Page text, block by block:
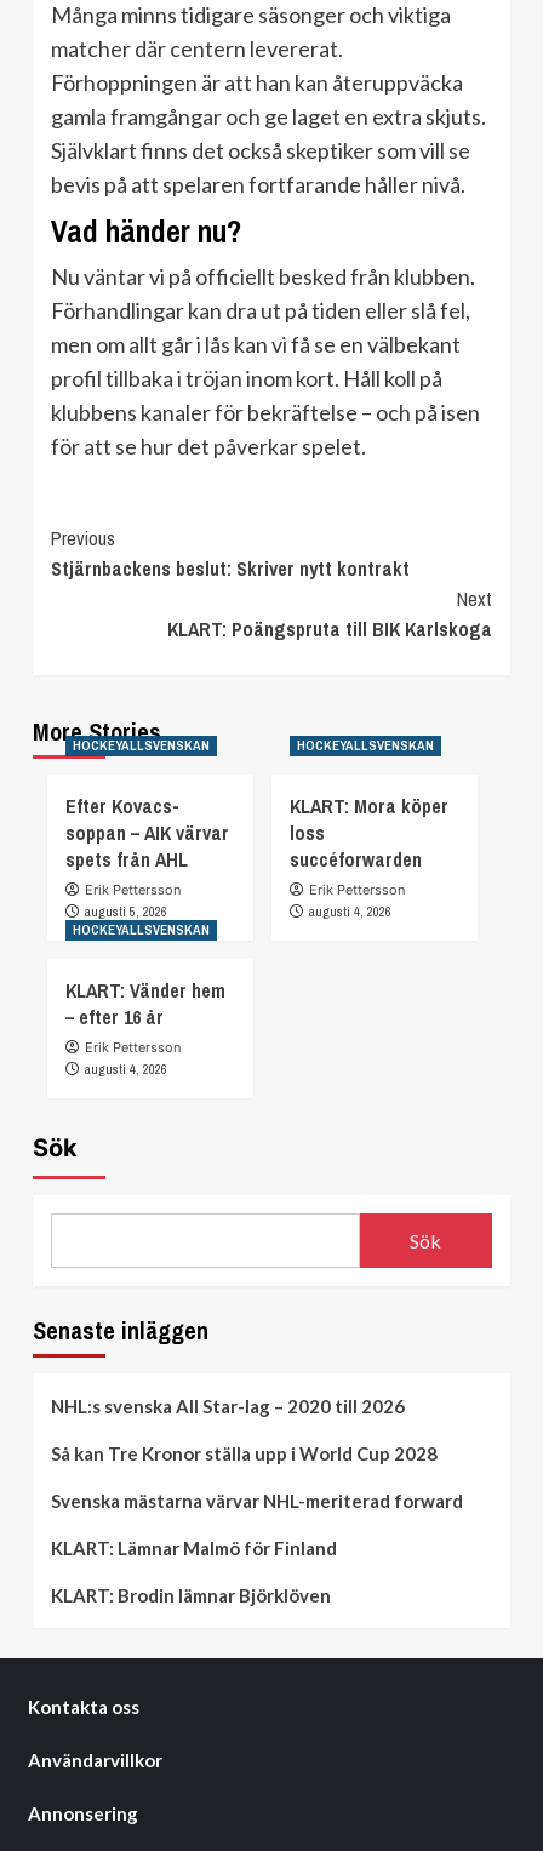
Många minns tidigare säsonger och viktiga
matcher där centern levererat.
Förhoppningen är att han kan återuppväcka
gamla framgångar och ge laget en extra skjuts.
Självklart finns det också skeptiker som vill se
bevis på att spelaren fortfarande håller nivå.
Vad händer nu?
Nu väntar vi på officiellt besked från klubben.
Förhandlingar kan dra ut på tiden eller slå fel,
men om allt går i lås kan vi få se en välbekant
profil tillbaka i tröjan inom kort. Håll koll på
klubbens kanaler för bekräftelse – och på isen
för att se hur det påverkar spelet.
Continue
Reading
Previous
Stjärnbackens beslut: Skriver nytt kontrakt
Next
KLART: Poängspruta till BIK Karlskoga
More Stories
HOCKEYALLSVENSKAN
Efter Kovacs-
soppan – AIK värvar
spets från AHL
Erik Pettersson
augusti 5, 2026
HOCKEYALLSVENSKAN
KLART: Mora köper
loss
succéforwarden
Erik Pettersson
augusti 4, 2026
HOCKEYALLSVENSKAN
KLART: Vänder hem
– efter 16 år
Erik Pettersson
augusti 4, 2026
Sök
Sök
Senaste inläggen
NHL:s svenska All Star-lag – 2020 till 2026
Så kan Tre Kronor ställa upp i World Cup 2028
Svenska mästarna värvar NHL-meriterad forward
KLART: Lämnar Malmö för Finland
KLART: Brodin lämnar Björklöven
Kontakta oss
Användarvillkor
Annonsering